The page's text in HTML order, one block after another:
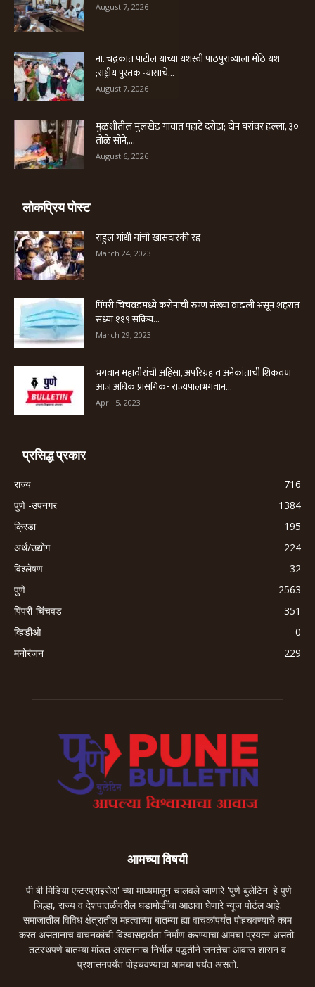
August 7, 2026
ना. चंद्रकांत पाटील यांच्या यशस्वी पाठपुराव्याला मोठे यश
;राष्ट्रीय पुस्तक न्यासाचे...
August 7, 2026
मुळशीतील मुलखेड गावात पहाटे दरोडा; दोन घरांवर हल्ला, ३०
तोळे सोने,...
August 6, 2026
लोकप्रिय पोस्ट
राहुल गांधी यांची खासदारकी रद्द
March 24, 2023
पिंपरी चिंचवडमध्ये करोनाची रुग्ण संख्या वाढली असून शहरात
सध्या ११९ सक्रिय...
March 29, 2023
भगवान महावीरांची अहिंसा, अपरिग्रह व अनेकांताची शिकवण
आज अधिक प्रासंगिक- राज्यपालभगवान...
April 5, 2023
प्रसिद्ध प्रकार
राज्य
716
पुणे -उपनगर
1384
क्रिडा
195
अर्थ/उद्योग
224
विश्लेषण
32
पुणे
2563
पिंपरी-चिंचवड
351
व्हिडीओ
0
मनोरंजन
229
आमच्या विषयी
'पी बी मिडिया एन्टरप्राइसेस' च्या माध्यमातून चालवले जाणारे 'पुणे बुलेटिन' हे पुणे
जिल्हा, राज्य व देशपातळीवरील घडामोडींचा आढावा घेणारे न्यूज पोर्टल आहे.
समाजातील विविध क्षेत्रातील महत्वाच्या बातम्या ह्या वाचकांपर्यंत पोहचवण्याचे काम
करत असतानाच वाचनकांची विश्वासहार्यता निर्माण करण्याचा आमचा प्रयत्न असतो.
तटस्थपणे बातम्या मांडत असतानाच निर्भीड पद्धतीने जनतेचा आवाज शासन व
प्रशासनपर्यंत पोहचवण्याचा आमचा पर्यंत असतो.